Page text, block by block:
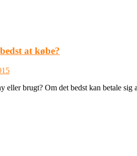
at købe?
eller brugt? Om det bedst kan betale